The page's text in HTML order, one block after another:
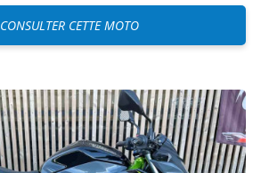
CONSULTER CETTE MOTO